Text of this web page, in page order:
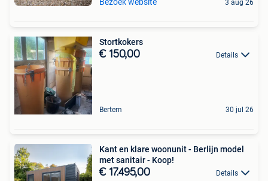
3 aug 26
Stortkokers
€ 150,00 Details
Bertem 30 jul 26
Kant en klare woonunit - Berlijn model
met sanitair - Koop!
€ 17.495,00 Details